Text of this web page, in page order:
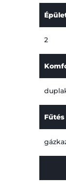
2
Fűtés